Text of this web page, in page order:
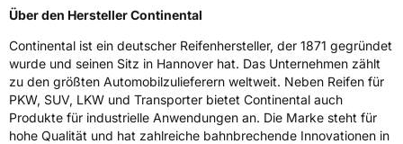
Über den Hersteller Continental
Continental ist ein deutscher Reifenhersteller, der 1871 gegründet
wurde und seinen Sitz in Hannover hat. Das Unternehmen zählt
zu den größten Automobilzulieferern weltweit. Neben Reifen für
PKW, SUV, LKW und Transporter bietet Continental auch
Produkte für industrielle Anwendungen an. Die Marke steht für
hohe Qualität und hat zahlreiche bahnbrechende Innovationen in